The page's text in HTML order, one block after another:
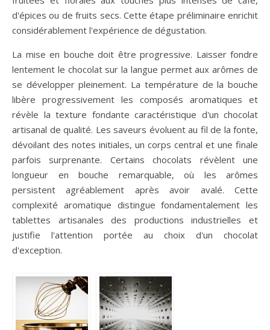
d'épices ou de fruits secs. Cette étape préliminaire enrichit
considérablement l'expérience de dégustation.
La mise en bouche doit être progressive. Laisser fondre
lentement le chocolat sur la langue permet aux arômes de
se développer pleinement. La température de la bouche
libère progressivement les composés aromatiques et
révèle la texture fondante caractéristique d'un chocolat
artisanal de qualité. Les saveurs évoluent au fil de la fonte,
dévoilant des notes initiales, un corps central et une finale
parfois surprenante. Certains chocolats révèlent une
longueur en bouche remarquable, où les arômes
persistent agréablement après avoir avalé. Cette
complexité aromatique distingue fondamentalement les
tablettes artisanales des productions industrielles et
justifie l'attention portée au choix d'un chocolat
d'exception.